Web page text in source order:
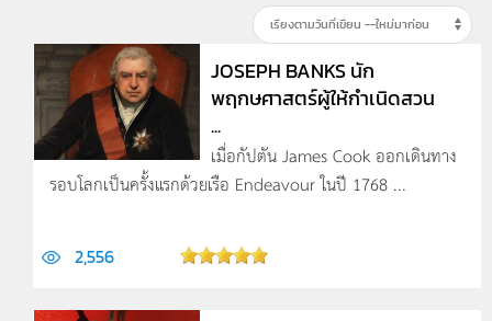
JOSEPH BANKS นัก
พฤกษศาสตร์ผู้ให้กำเนิดสวน
...
เมื่อกัปตัน James Cook ออกเดินทาง
รอบโลกเป็นครั้งแรกด้วยเรือ Endeavour ในปี 1768 ...
2,556